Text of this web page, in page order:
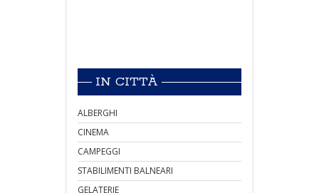
IN CITTÀ
ALBERGHI
CINEMA
CAMPEGGI
STABILIMENTI BALNEARI
GELATERIE